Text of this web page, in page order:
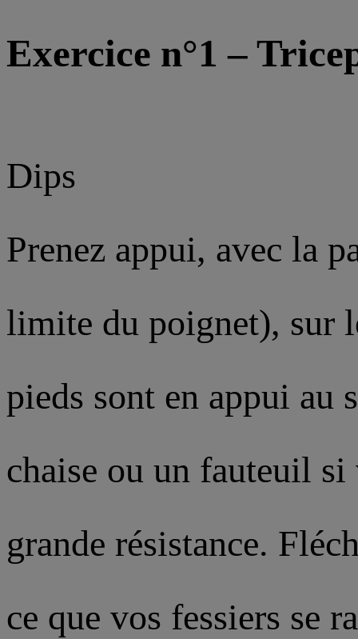
Exercice n°1 –
Dips
Prenez appui, avec la
limite du poignet), sur
pieds sont en appui au
chaise ou un fauteuil si
grande résistance.
ce que vos fessiers se